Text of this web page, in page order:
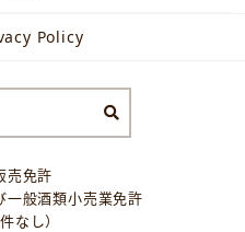
Policy
免許
一般酒類小売業免許
なし）